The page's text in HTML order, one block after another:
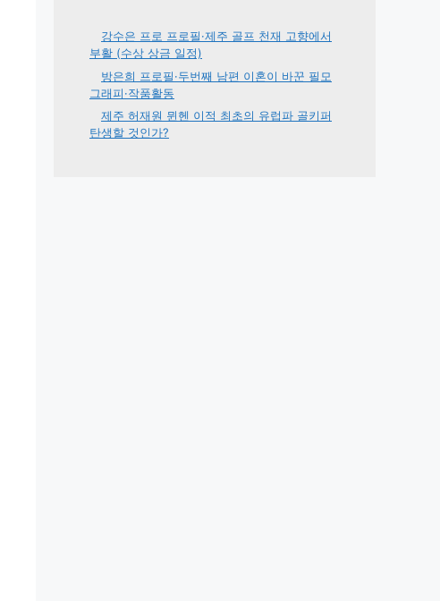
강수은 프로 프로필·제주 골프 천재 고향에서
부활 (수상 상금 일정)
방은희 프로필·두번째 남편 이혼이 바꾼 필모
그래피·작품활동
제주 허재원 뮌헨 이적 최초의 유럽파 골키퍼
탄생할 것인가?